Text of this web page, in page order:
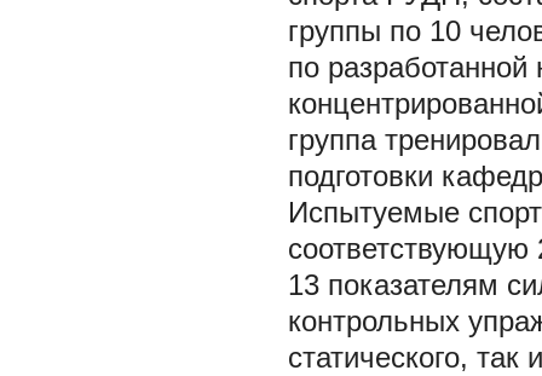
группы по 10
по
группа
подготовки
Испытуемые
соответствующую
13 показателям
контрольных
статического,